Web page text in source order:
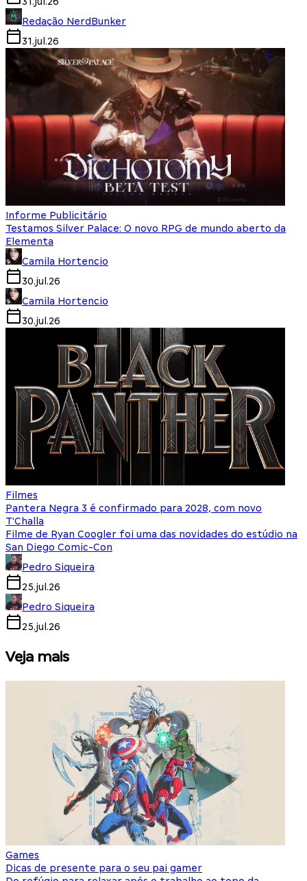
Redação NerdBunker
31.jul.26
Informe Publicitário
Testamos Silver Palace: O novo RPG de mundo aberto da
Elementa
Camila Hortencio
30.jul.26
Camila Hortencio
30.jul.26
Filmes
Pantera Negra 3 é confirmado para 2028, com novo
T'Challa
Filme de Ryan Coogler foi uma das novidades do estúdio na
San Diego Comic-Con
Pedro Siqueira
25.jul.26
Pedro Siqueira
25.jul.26
Veja mais
Games
Dicas de presente para o seu pai gamer